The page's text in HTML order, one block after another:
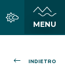
INDIETRO